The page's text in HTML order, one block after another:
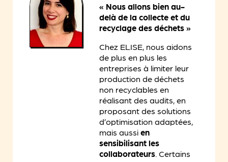
« Nous allons bien au-
delà de la collecte et du
recyclage des déchets »
Chez ELISE, nous aidons
de plus en plus les
entreprises à limiter leur
production de déchets
non recyclables en
réalisantdes audits, en
proposant des solutions
d’optimisation adaptées,
mais aussien
sensibilisant les
collaborateurs. Certains